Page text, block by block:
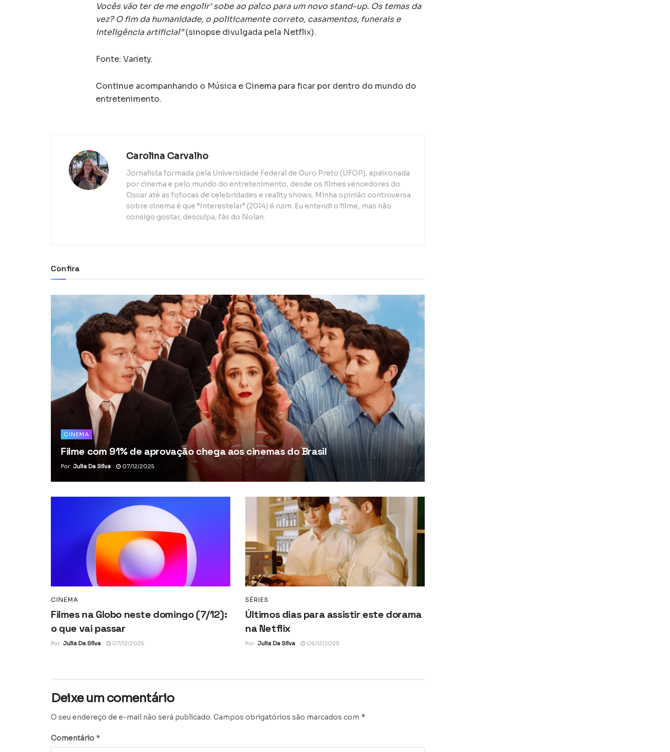
Vocês vão ter de me engolir’ sobe ao palco para um novo stand-up. Os temas da
vez? O fim da humanidade, o politicamente correto, casamentos, funerais e
inteligência artificial”(sinopse divulgada pela Netflix).
Fonte: Variety.
Continue acompanhando o Música e Cinema para ficar por dentro do mundo do
entretenimento.
Carolina Carvalho
Jornalista formada pela Universidade Federal de Ouro Preto (UFOP), apaixonada
por cinema e pelo mundo do entretenimento, desde os filmes vencedores do
Oscar até as fofocas de celebridades e reality shows. Minha opinião controversa
sobre cinema é que “Interestelar” (2014) é ruim. Eu entendi o filme, mas não
consigo gostar, desculpa, fãs do Nolan.
Confira
CINEMA
Filme com 91% de aprovação chega aos cinemas do Brasil
Por Julia Da Silva 07/12/2025
CINEMA
Filmes na Globo neste domingo (7/12):
o que vai passar
Por Julia Da Silva 07/12/2025
SÉRIES
Últimos dias para assistir este dorama
na Netflix
Por Julia Da Silva 06/12/2025
Deixe um comentário
O seu endereço de e-mail não será publicado. Campos obrigatórios são marcados com *
Comentário *